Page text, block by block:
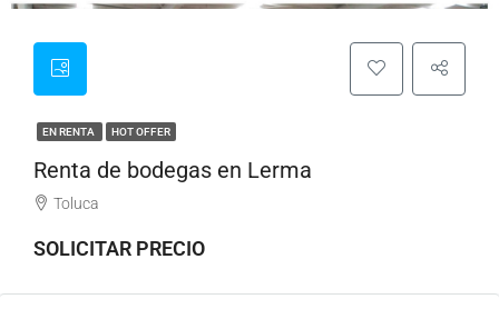
EN RENTA HOT OFFER
Renta de bodegas en Lerma
Toluca
SOLICITAR PRECIO